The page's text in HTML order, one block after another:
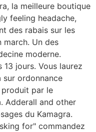
la meilleure boutique
feeling headache,
des rabais sur les
march. Un des
moderne.
jours. Vous laurez
sur ordonnance
produit par le
Adderall and other
du Kamagra.
for" commandez